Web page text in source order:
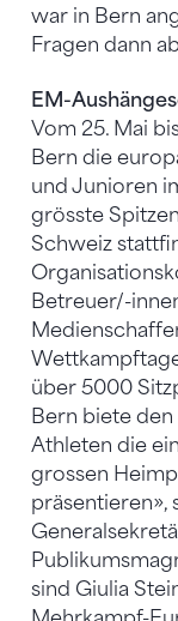
war in Bern
Fragen dann
EM-
Vom 25. Mai
Bern die
und Junioren
grösste
Schweiz
Betreuer/-
über 5000
Bern biete
Athleten die
grossen
präsentieren»,
sind Giulia